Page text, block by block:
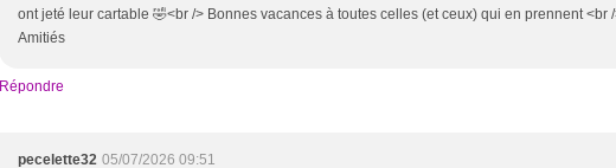
ont jeté leur cartable 🤣<br /> Bonnes vacances à toutes celles (et ceux) qui en prennent <br
Amitiés
Répondre
pecelette32 05/07/2026 09:51